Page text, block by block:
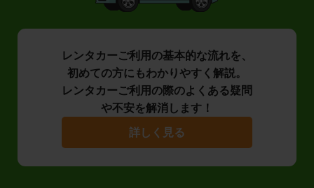
レンタカーご利用の基本的な流れを、
初めての方にもわかりやすく解説。
レンタカーご利用の際のよくある疑問
や不安を解消します！
詳しく見る